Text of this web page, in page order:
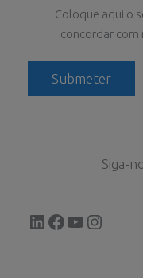
Coloque aqui o
concordar com
Siga-
LinkedIn
Facebook
YouTube